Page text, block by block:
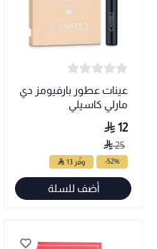
عينات عطور بارفيومز دي
مارلي كاسيلي
12
25
-52% وفّر 13
أضف للسلة